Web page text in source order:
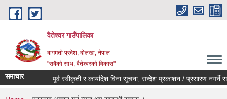
Skip to main content
वैतेश्वर गाउँपालिका
बागमती प्रदेश, दाेलखा, नेपाल
"सबैको साथ, वैतेश्वरको विकास"
समाचार पूर्व स्वीकृती र कार्यादेश विना सूचना, सन्देश प्रकाशन / प्रसारण नगर्ने